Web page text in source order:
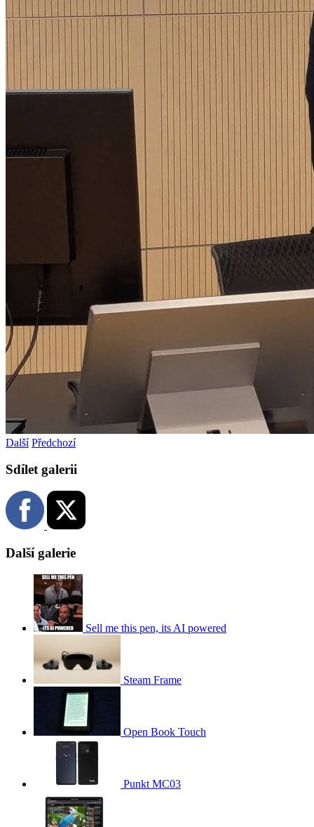
Další Předchozí
Sdílet galerii
Další galerie
Sell me this pen, its AI powered
Steam Frame
Open Book Touch
Punkt MC03